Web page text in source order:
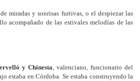
miradas y sonrisas furtivas, o el despiezar las
acompañado de las estivales melodías de las
y Chinesta, valenciano, funcionario del
estaba en Córdoba. Se estaba construyendo la